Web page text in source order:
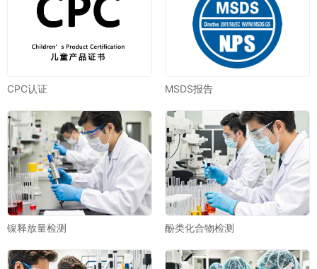
CPC认证 MSDS报告
镍释放量检测 酚类化合物检测